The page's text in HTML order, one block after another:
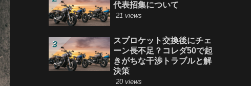
代表招集について
21 views
スプロケット交換後にチェ
ーン長不足？コレダ50で起
きがちな干渉トラブルと解
決策
20 views